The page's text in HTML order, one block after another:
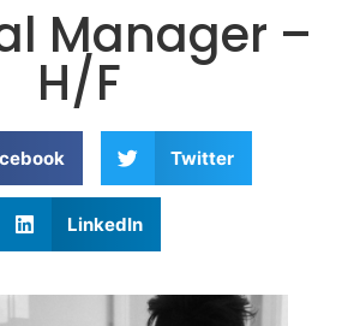
Manager –
H/F
Twitter
LinkedIn